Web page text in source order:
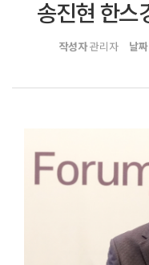
송진현 한스
작성자관리자 날짜